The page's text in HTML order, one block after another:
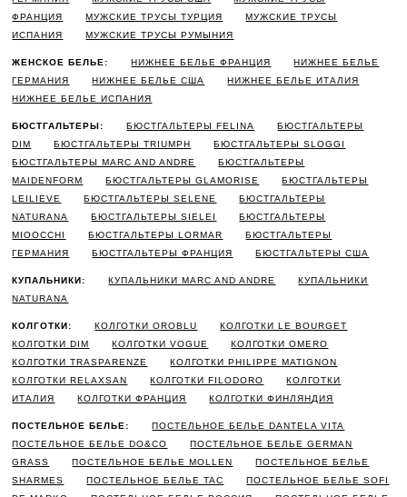
ФРАНЦИЯ
МУЖСКИЕ ТРУСЫ ТУРЦИЯ
МУЖСКИЕ ТРУСЫ
ИСПАНИЯ
МУЖСКИЕ ТРУСЫ РУМЫНИЯ
ЖЕНСКОЕ БЕЛЬЕ: НИЖНЕЕ БЕЛЬЕ ФРАНЦИЯ
НИЖНЕЕ БЕЛЬЕ
ГЕРМАНИЯ
НИЖНЕЕ БЕЛЬЕ США
НИЖНЕЕ БЕЛЬЕ ИТАЛИЯ
НИЖНЕЕ БЕЛЬЕ ИСПАНИЯ
БЮСТГАЛЬТЕРЫ: БЮСТГАЛЬТЕРЫ FELINA
БЮСТГАЛЬТЕРЫ
DIM
БЮСТГАЛЬТЕРЫ TRIUMPH
БЮСТГАЛЬТЕРЫ SLOGGI
БЮСТГАЛЬТЕРЫ MARC AND ANDRE
БЮСТГАЛЬТЕРЫ
MAIDENFORM
БЮСТГАЛЬТЕРЫ GLAMORISE
БЮСТГАЛЬТЕРЫ
LEILIEVE
БЮСТГАЛЬТЕРЫ SELENE
БЮСТГАЛЬТЕРЫ
NATURANA
БЮСТГАЛЬТЕРЫ SIELEI
БЮСТГАЛЬТЕРЫ
MIOOCCHI
БЮСТГАЛЬТЕРЫ LORMAR
БЮСТГАЛЬТЕРЫ
ГЕРМАНИЯ
БЮСТГАЛЬТЕРЫ ФРАНЦИЯ БЮСТГАЛЬТЕРЫ США
КУПАЛЬНИКИ: КУПАЛЬНИКИ MARC AND ANDRE
КУПАЛЬНИКИ
NATURANA
КОЛГОТКИ: КОЛГОТКИ OROBLU
КОЛГОТКИ LE BOURGET
КОЛГОТКИ DIM
КОЛГОТКИ VOGUE
КОЛГОТКИ OMERO
КОЛГОТКИ TRASPARENZE
КОЛГОТКИ PHILIPPE MATIGNON
КОЛГОТКИ RELAXSAN
КОЛГОТКИ FILODORO
КОЛГОТКИ
ИТАЛИЯ
КОЛГОТКИ ФРАНЦИЯ КОЛГОТКИ ФИНЛЯНДИЯ
ПОСТЕЛЬНОЕ БЕЛЬЕ:
ПОСТЕЛЬНОЕ БЕЛЬЕ DANTELA VITA
ПОСТЕЛЬНОЕ БЕЛЬЕ DO&CO
ПОСТЕЛЬНОЕ БЕЛЬЕ GERMAN
GRASS
ПОСТЕЛЬНОЕ БЕЛЬЕ MOLLEN
ПОСТЕЛЬНОЕ БЕЛЬЕ
SHARMES
ПОСТЕЛЬНОЕ БЕЛЬЕ TAC
ПОСТЕЛЬНОЕ БЕЛЬЕ SOFI